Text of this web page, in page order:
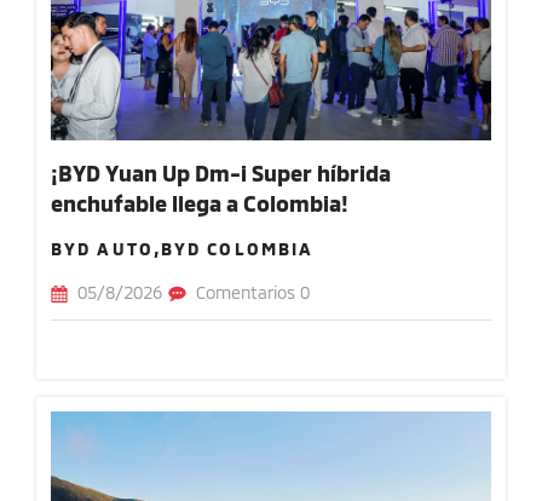
¡BYD Yuan Up Dm-i Super híbrida
enchufable llega a Colombia!
BYD AUTO,BYD COLOMBIA
05/8/2026 Comentarios 0